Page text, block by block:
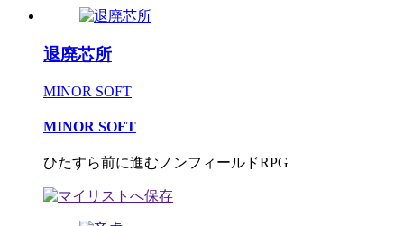
退廃芯所
MINOR SOFT
MINOR SOFT
ひたすら前に進むノンフィールドRPG